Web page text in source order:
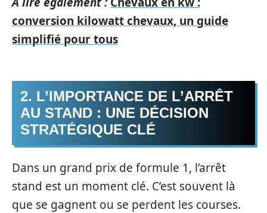
conversion kilowatt chevaux, un guide
simplifié pour tous
2. L’IMPORTANCE DE L’ARRÊT
AU STAND : UNE DÉCISION
STRATÉGIQUE CLÉ
Dans un grand prix de formule 1, l’arrêt
stand est un moment clé. C’est souvent là
que se gagnent ou se perdent les courses.